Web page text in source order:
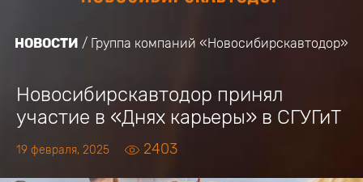
НОВОСТИ Группа компаний «Новосибирскавтодор»
Новосибирскавтодор принял
участие в «Днях карьеры» в СГУГиТ
19 февраля, 2025 2403